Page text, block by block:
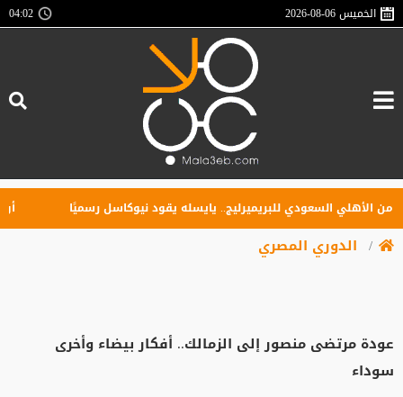
الخميس2026-08-06
04:02
السعودي للبريميرليج.. يايسله يقود نيوكاسل رسميًا أول
الدوري المصري
عودة مرتضى منصور إلى الزمالك.. أفكار بيضاء وأخرى
سوداء